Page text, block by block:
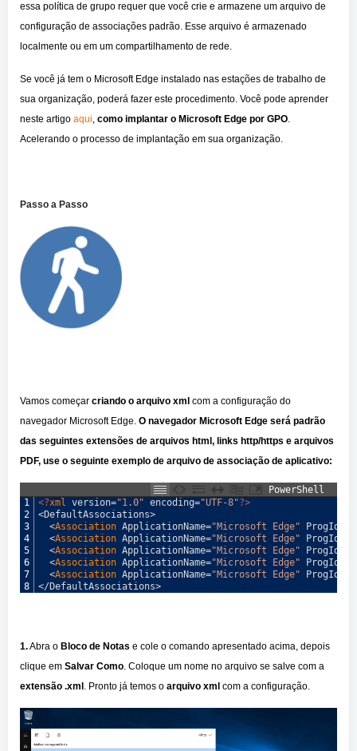
essa política de grupo requer que você crie e armazene um arquivo de
configuração de associações padrão. Esse arquivo é armazenado
localmente ou em um compartilhamento de rede.
Se você já tem o Microsoft Edge instalado nas estações de trabalho de
sua organização, poderá fazer este procedimento. Você pode aprender
neste artigo aqui, como implantar o Microsoft Edge por GPO.
Acelerando o processo de implantação em sua organização.
Passo a Passo
Vamos começar criando o arquivo xml com a configuração do
navegador Microsoft Edge. O navegador Microsoft Edge será padrão
das seguintes extensões de arquivos html, links http/https e arquivos
PDF, use o seguinte exemplo de arquivo de associação de aplicativo:
PowerShell
1
2
3
4
5
6
7
8
<?xml version="1.0" encoding="UTF-8"?>
<DefaultAssociations>
<Association ApplicationName="Microsoft Edge" ProgId
<Association ApplicationName="Microsoft Edge" ProgId
<Association ApplicationName="Microsoft Edge" ProgId
<Association ApplicationName="Microsoft Edge" ProgId
<Association ApplicationName="Microsoft Edge" ProgId
</DefaultAssociations>
1.Abra o Bloco de Notas e cole o comando apresentado acima, depois
clique em Salvar Como. Coloque um nome no arquivo se salve com a
extensão .xml . Pronto já temos o arquivo xml com a configuração.